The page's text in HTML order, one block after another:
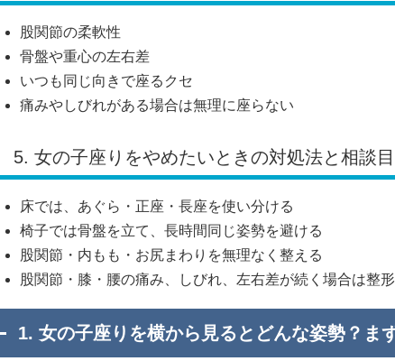
股関節の柔軟性
骨盤や重心の左右差
いつも同じ向きで座るクセ
痛みやしびれがある場合は無理に座らない
5. 女の子座りをやめたいときの対処法と相談
床では、あぐら・正座・長座を使い分ける
椅子では骨盤を立て、長時間同じ姿勢を避ける
股関節・内もも・お尻まわりを無理なく整える
股関節・膝・腰の痛み、しびれ、左右差が続く場合は整
1. 女の子座りを横から見るとどんな姿勢？ま